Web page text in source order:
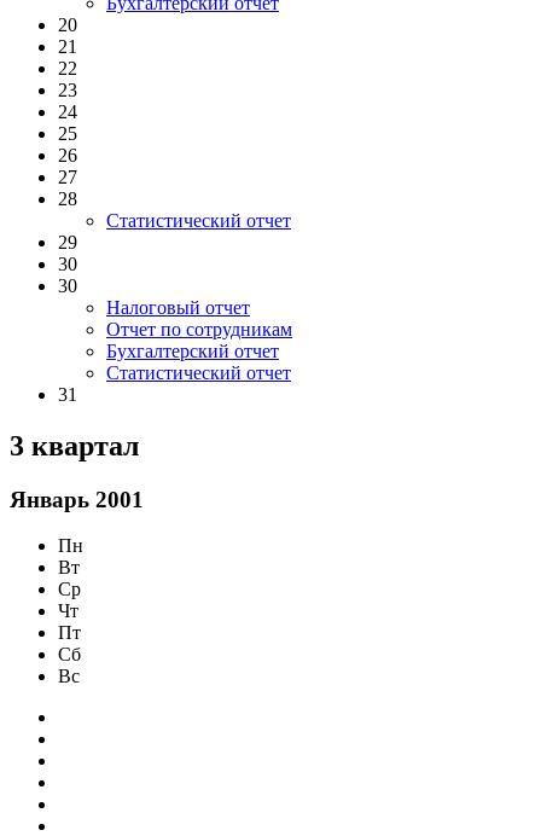
20
21
22
23
24
25
26
27
28
Статистический отчет
29
30
30
Налоговый отчет
Отчет по сотрудникам
Бухгалтерский отчет
Статистический отчет
31
3 квартал
Январь 2001
Пн
Вт
Ср
Чт
Пт
Сб
Вс